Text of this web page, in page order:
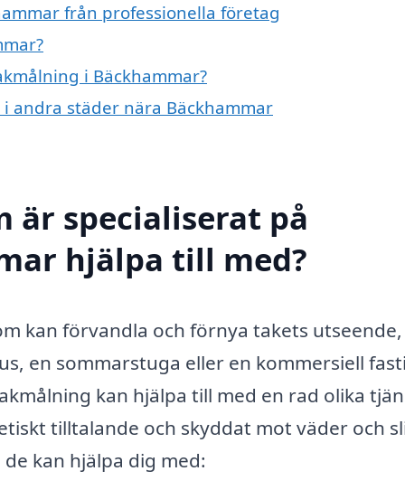
från professionella företag
i Bäckhammar?
andra städer nära Bäckhammar
är specialiserat på
hjälpa till med?
kan förvandla och förnya takets utseende,
en sommarstuga eller en kommersiell
kan hjälpa till med en rad olika
tilltalande och skyddat mot väder och
kan hjälpa dig med: